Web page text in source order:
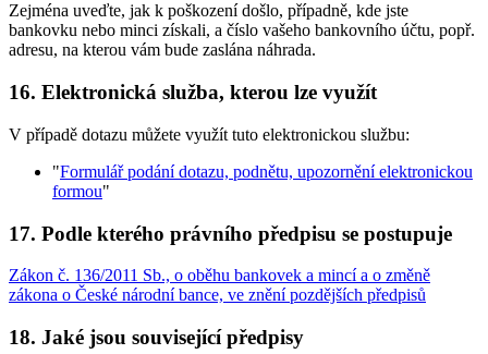
Zejména uveďte, jak k poškození došlo, případně, kde jste
bankovku nebo minci získali, a číslo vašeho bankovního účtu, popř.
adresu, na kterou vám bude zaslána náhrada.
16. Elektronická služba, kterou lze využít
V případě dotazu můžete využít tuto elektronickou službu:
"Formulář podání dotazu, podnětu, upozornění elektronickou
formou"
17. Podle kterého právního předpisu se postupuje
Zákon č. 136/2011 Sb., o oběhu bankovek a mincí a o změně
zákona o České národní bance, ve znění pozdějších předpisů
18. Jaké jsou související předpisy